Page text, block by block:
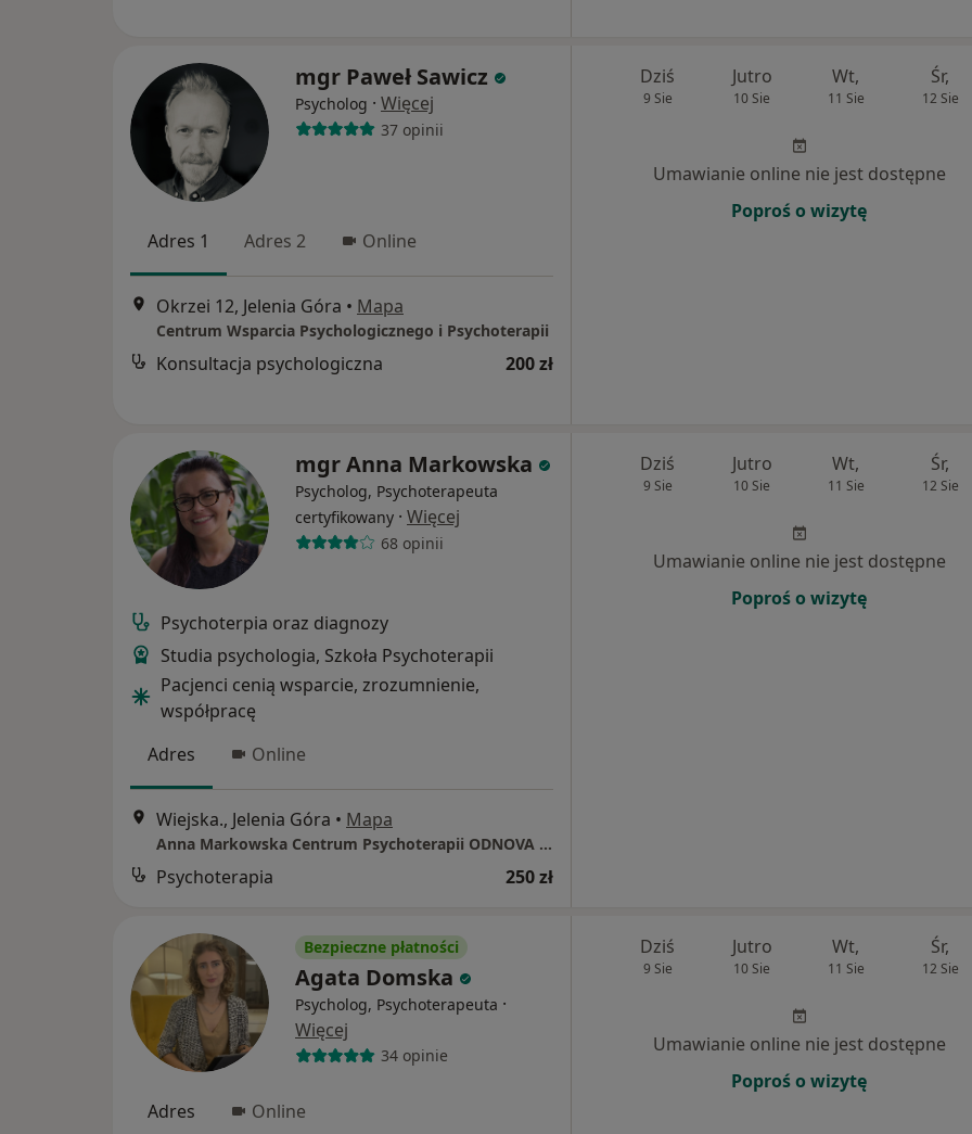
mgr Paweł Sawicz
Psycholog · Więcej
37 opinii
Adres 1 Adres 2 Online
Okrzei 12, Jelenia Góra • Mapa
Centrum Wsparcia Psychologicznego i Psychoterapii
Konsultacja psychologiczna 200 zł
Dziś
9 Sie
Jutro
10 Sie
Wt,
11 Sie
Śr,
12 Sie
Umawianie online nie jest dostępne
Poproś o wizytę
mgr Anna Markowska
Psycholog, Psychoterapeuta
certyfikowany · Więcej
68 opinii
Psychoterpia oraz diagnozy
Studia psychologia, Szkoła Psychoterapii
Pacjenci cenią wsparcie, zrozumnienie,
współpracę
Adres
Online
Wiejska., Jelenia Góra • Mapa
Anna Markowska Centrum Psychoterapii ODNOVA Jelenia Góra ONLINE
Psychoterapia 250 zł
Dziś
9 Sie
Jutro
10 Sie
Wt,
11 Sie
Śr,
12 Sie
Umawianie online nie jest dostępne
Poproś o wizytę
Bezpieczne płatności
Agata Domska
Psycholog, Psychoterapeuta ·
Więcej
34 opinie
Adres Online
Dziś
9 Sie
Jutro
10 Sie
Wt,
11 Sie
Śr,
12 Sie
Umawianie online nie jest dostępne
Poproś o wizytę